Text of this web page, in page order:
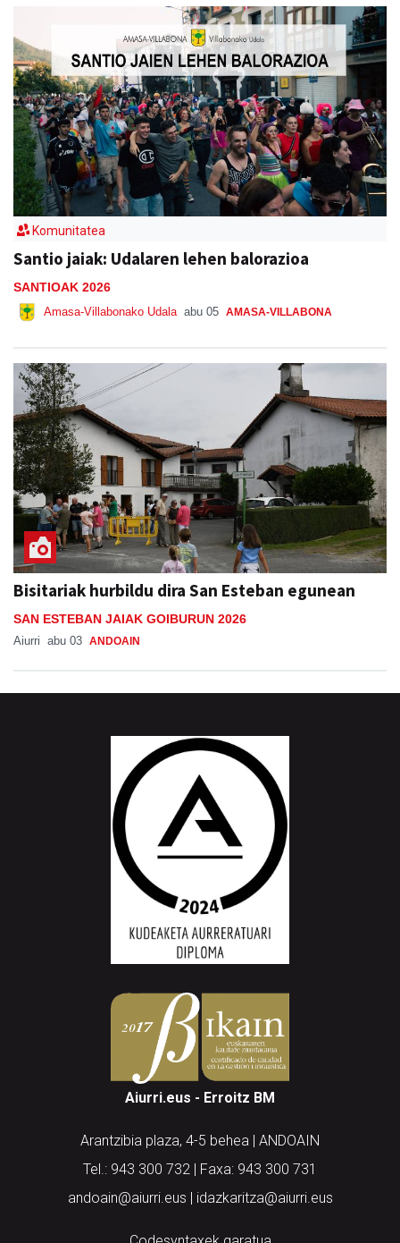
Komunitatea
Santio jaiak: Udalaren lehen balorazioa
SANTIOAK 2026
Amasa-Villabonako Udala abu 05 AMASA-VILLABONA
Bisitariak hurbildu dira San Esteban egunean
SAN ESTEBAN JAIAK GOIBURUN 2026
Aiurri abu 03 ANDOAIN
Aiurri.eus - Erroitz BM
Arantzibia plaza, 4-5 behea | ANDOAIN
Tel.: 943 300 732 | Faxa: 943 300 731
andoain@aiurri.eus | idazkaritza@aiurri.eus